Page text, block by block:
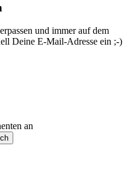
und immer auf dem
Deine E-Mail-Adresse ein ;-)
an